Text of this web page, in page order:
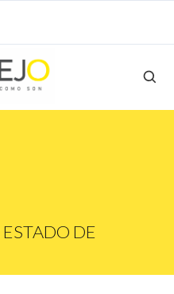
ESTADO DE